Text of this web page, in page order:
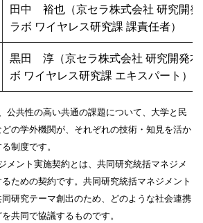
田中 裕也（京セラ株式会社 研究開
ラボ ワイヤレス研究課 課責任者）
黒田 淳（京セラ株式会社 研究開発
ボ ワイヤレス研究課 エキスパート）
公共性の高い共通の課題について、大学と民
の学外機関が、それぞれの技術・知見を活か
制度です。
メント実施契約とは、共同研究統括マネジメ
ための契約です。共同研究統括マネジメント
研究テーマ創出のため、どのような社会連携
共同で協議するものです。